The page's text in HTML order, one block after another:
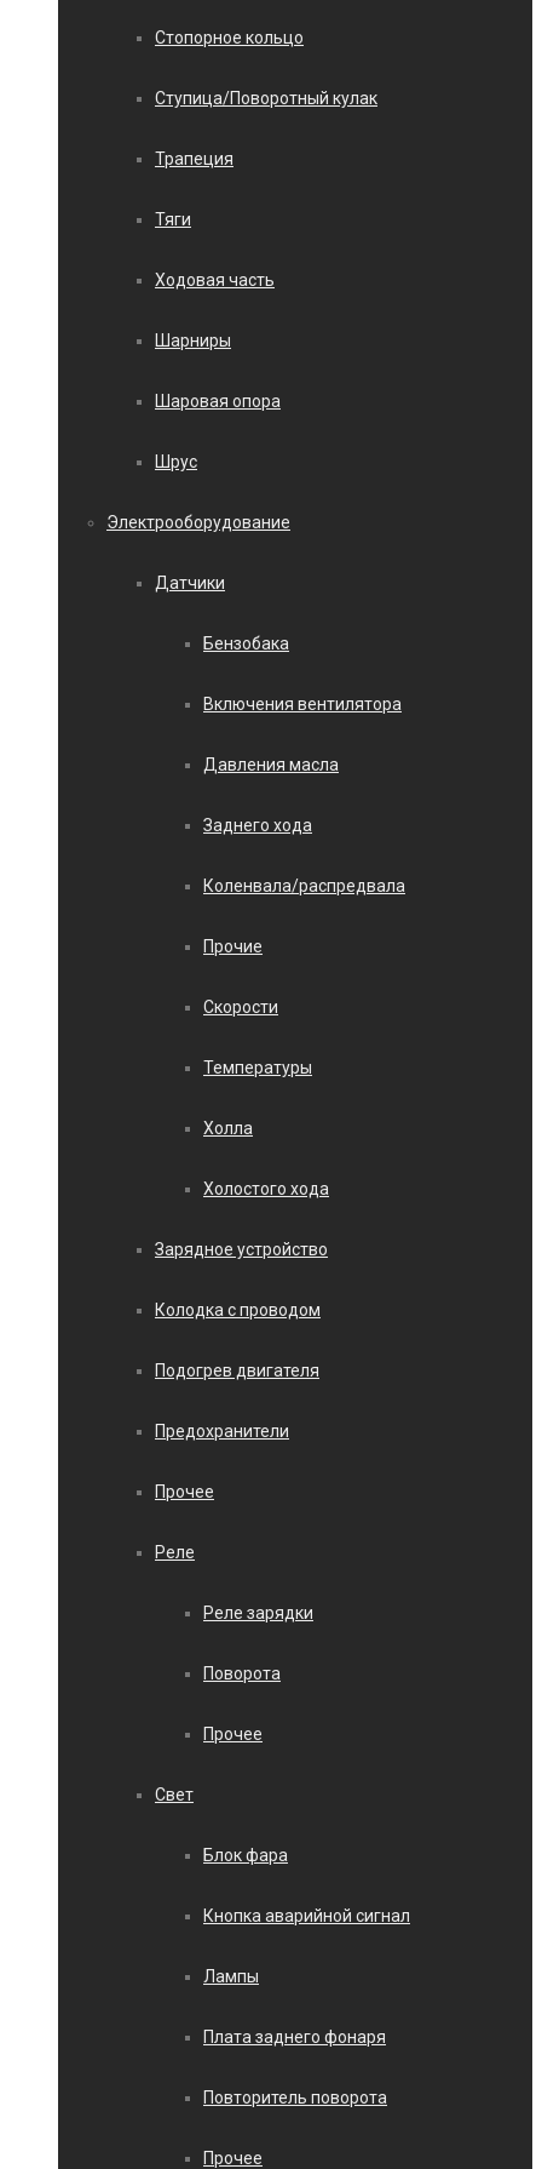
Стопорное кольцо
Ступица/Поворотный кулак
Трапеция
Тяги
Ходовая часть
Шарниры
Шаровая опора
Шрус
Электрооборудование
Датчики
Бензобака
Включения вентилятора
Давления масла
Заднего хода
Коленвала/распредвала
Прочие
Скорости
Температуры
Холла
Холостого хода
Зарядное устройство
Колодка с проводом
Подогрев двигателя
Предохранители
Прочее
Реле
Реле зарядки
Поворота
Прочее
Свет
Блок фара
Кнопка аварийной сигнал
Лампы
Плата заднего фонаря
Повторитель поворота
Прочее